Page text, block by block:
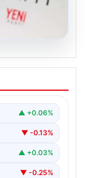
Yeni
▲ +0.06%
▼ -0.13%
▲ +0.03%
▼ -0.25%